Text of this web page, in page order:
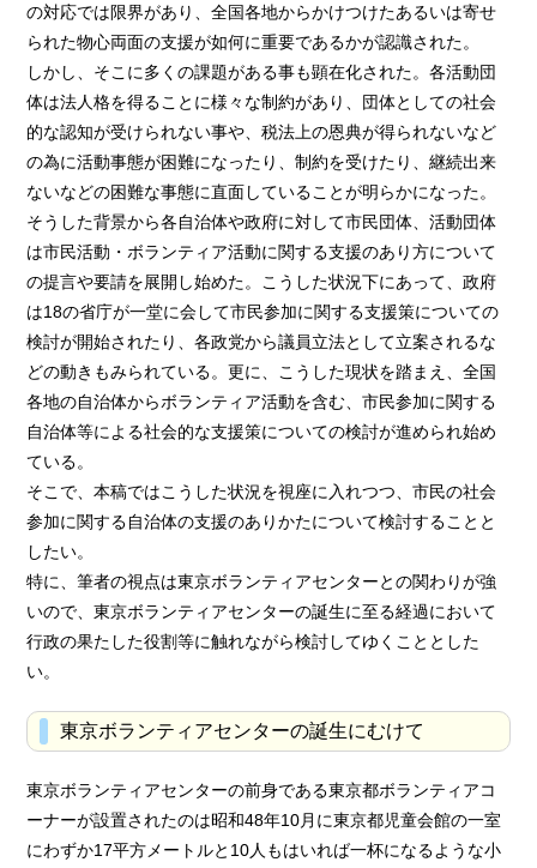
の対応では限界があり、全国各地からかけつけたあるいは寄せ
られた物心両面の支援が如何に重要であるかが認識された。
しかし、そこに多くの課題がある事も顕在化された。各活動団
体は法人格を得ることに様々な制約があり、団体としての社会
的な認知が受けられない事や、税法上の恩典が得られないなど
の為に活動事態が困難になったり、制約を受けたり、継続出来
ないなどの困難な事態に直面していることが明らかになった。
そうした背景から各自治体や政府に対して市民団体、活動団体
は市民活動・ボランティア活動に関する支援のあり方について
の提言や要請を展開し始めた。こうした状況下にあって、政府
は18の省庁が一堂に会して市民参加に関する支援策についての
検討が開始されたり、各政党から議員立法として立案されるな
どの動きもみられている。更に、こうした現状を踏まえ、全国
各地の自治体からボランティア活動を含む、市民参加に関する
自治体等による社会的な支援策についての検討が進められ始め
ている。
そこで、本稿ではこうした状況を視座に入れつつ、市民の社会
参加に関する自治体の支援のありかたについて検討することと
したい。
特に、筆者の視点は東京ボランティアセンターとの関わりが強
いので、東京ボランティアセンターの誕生に至る経過において
行政の果たした役割等に触れながら検討してゆくこととした
い。
東京ボランティアセンターの誕生にむけて
東京ボランティアセンターの前身である東京都ボランティアコ
ーナーが設置されたのは昭和48年10月に東京都児童会館の一室
にわずか17平方メートルと10人もはいれば一杯になるような小